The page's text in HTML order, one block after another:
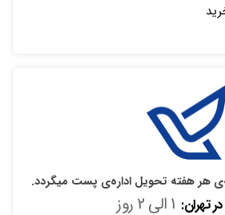
هر هفته تحویل اداره‌ی پست میگردد.
تهران: